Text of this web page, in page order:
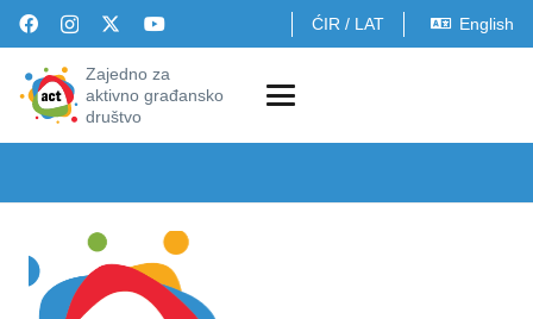
ĆIR / LAT English
Zajedno za
aktivno građansko
društvo